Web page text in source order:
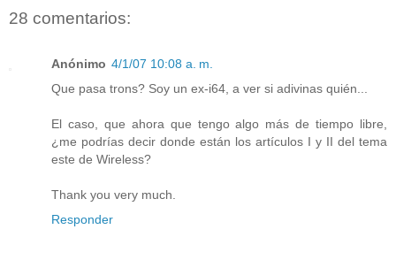
28 comentarios:
Anónimo 4/1/07 10:08 a. m.
Que pasa trons? Soy un ex-i64, a ver si adivinas quién...
El caso, que ahora que tengo algo más de tiempo libre,
¿me podrías decir donde están los artículos I y II del tema
este de Wireless?
Thank you very much.
Responder